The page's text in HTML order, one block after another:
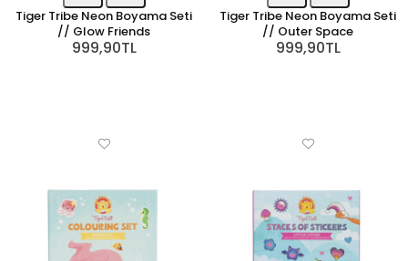
Tiger Tribe Neon Boyama Seti
// Glow Friends
999,90TL
Tiger Tribe Neon Boyama Seti
// Outer Space
999,90TL